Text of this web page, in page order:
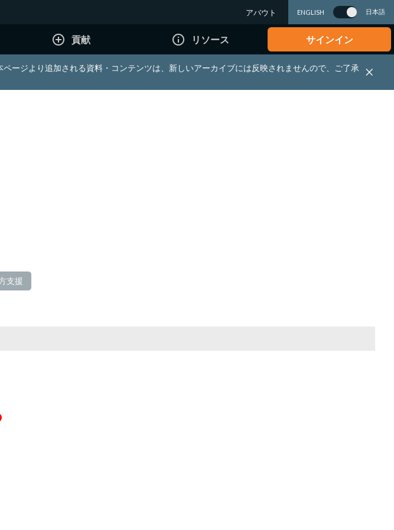
アバウト ENGLISH 日本語
add_circle_outline 貢献 info_outline リソース サインイン
ージより追加される資料・コンテンツは、新しいアーカイブには反映されませんので、ご了承
支援